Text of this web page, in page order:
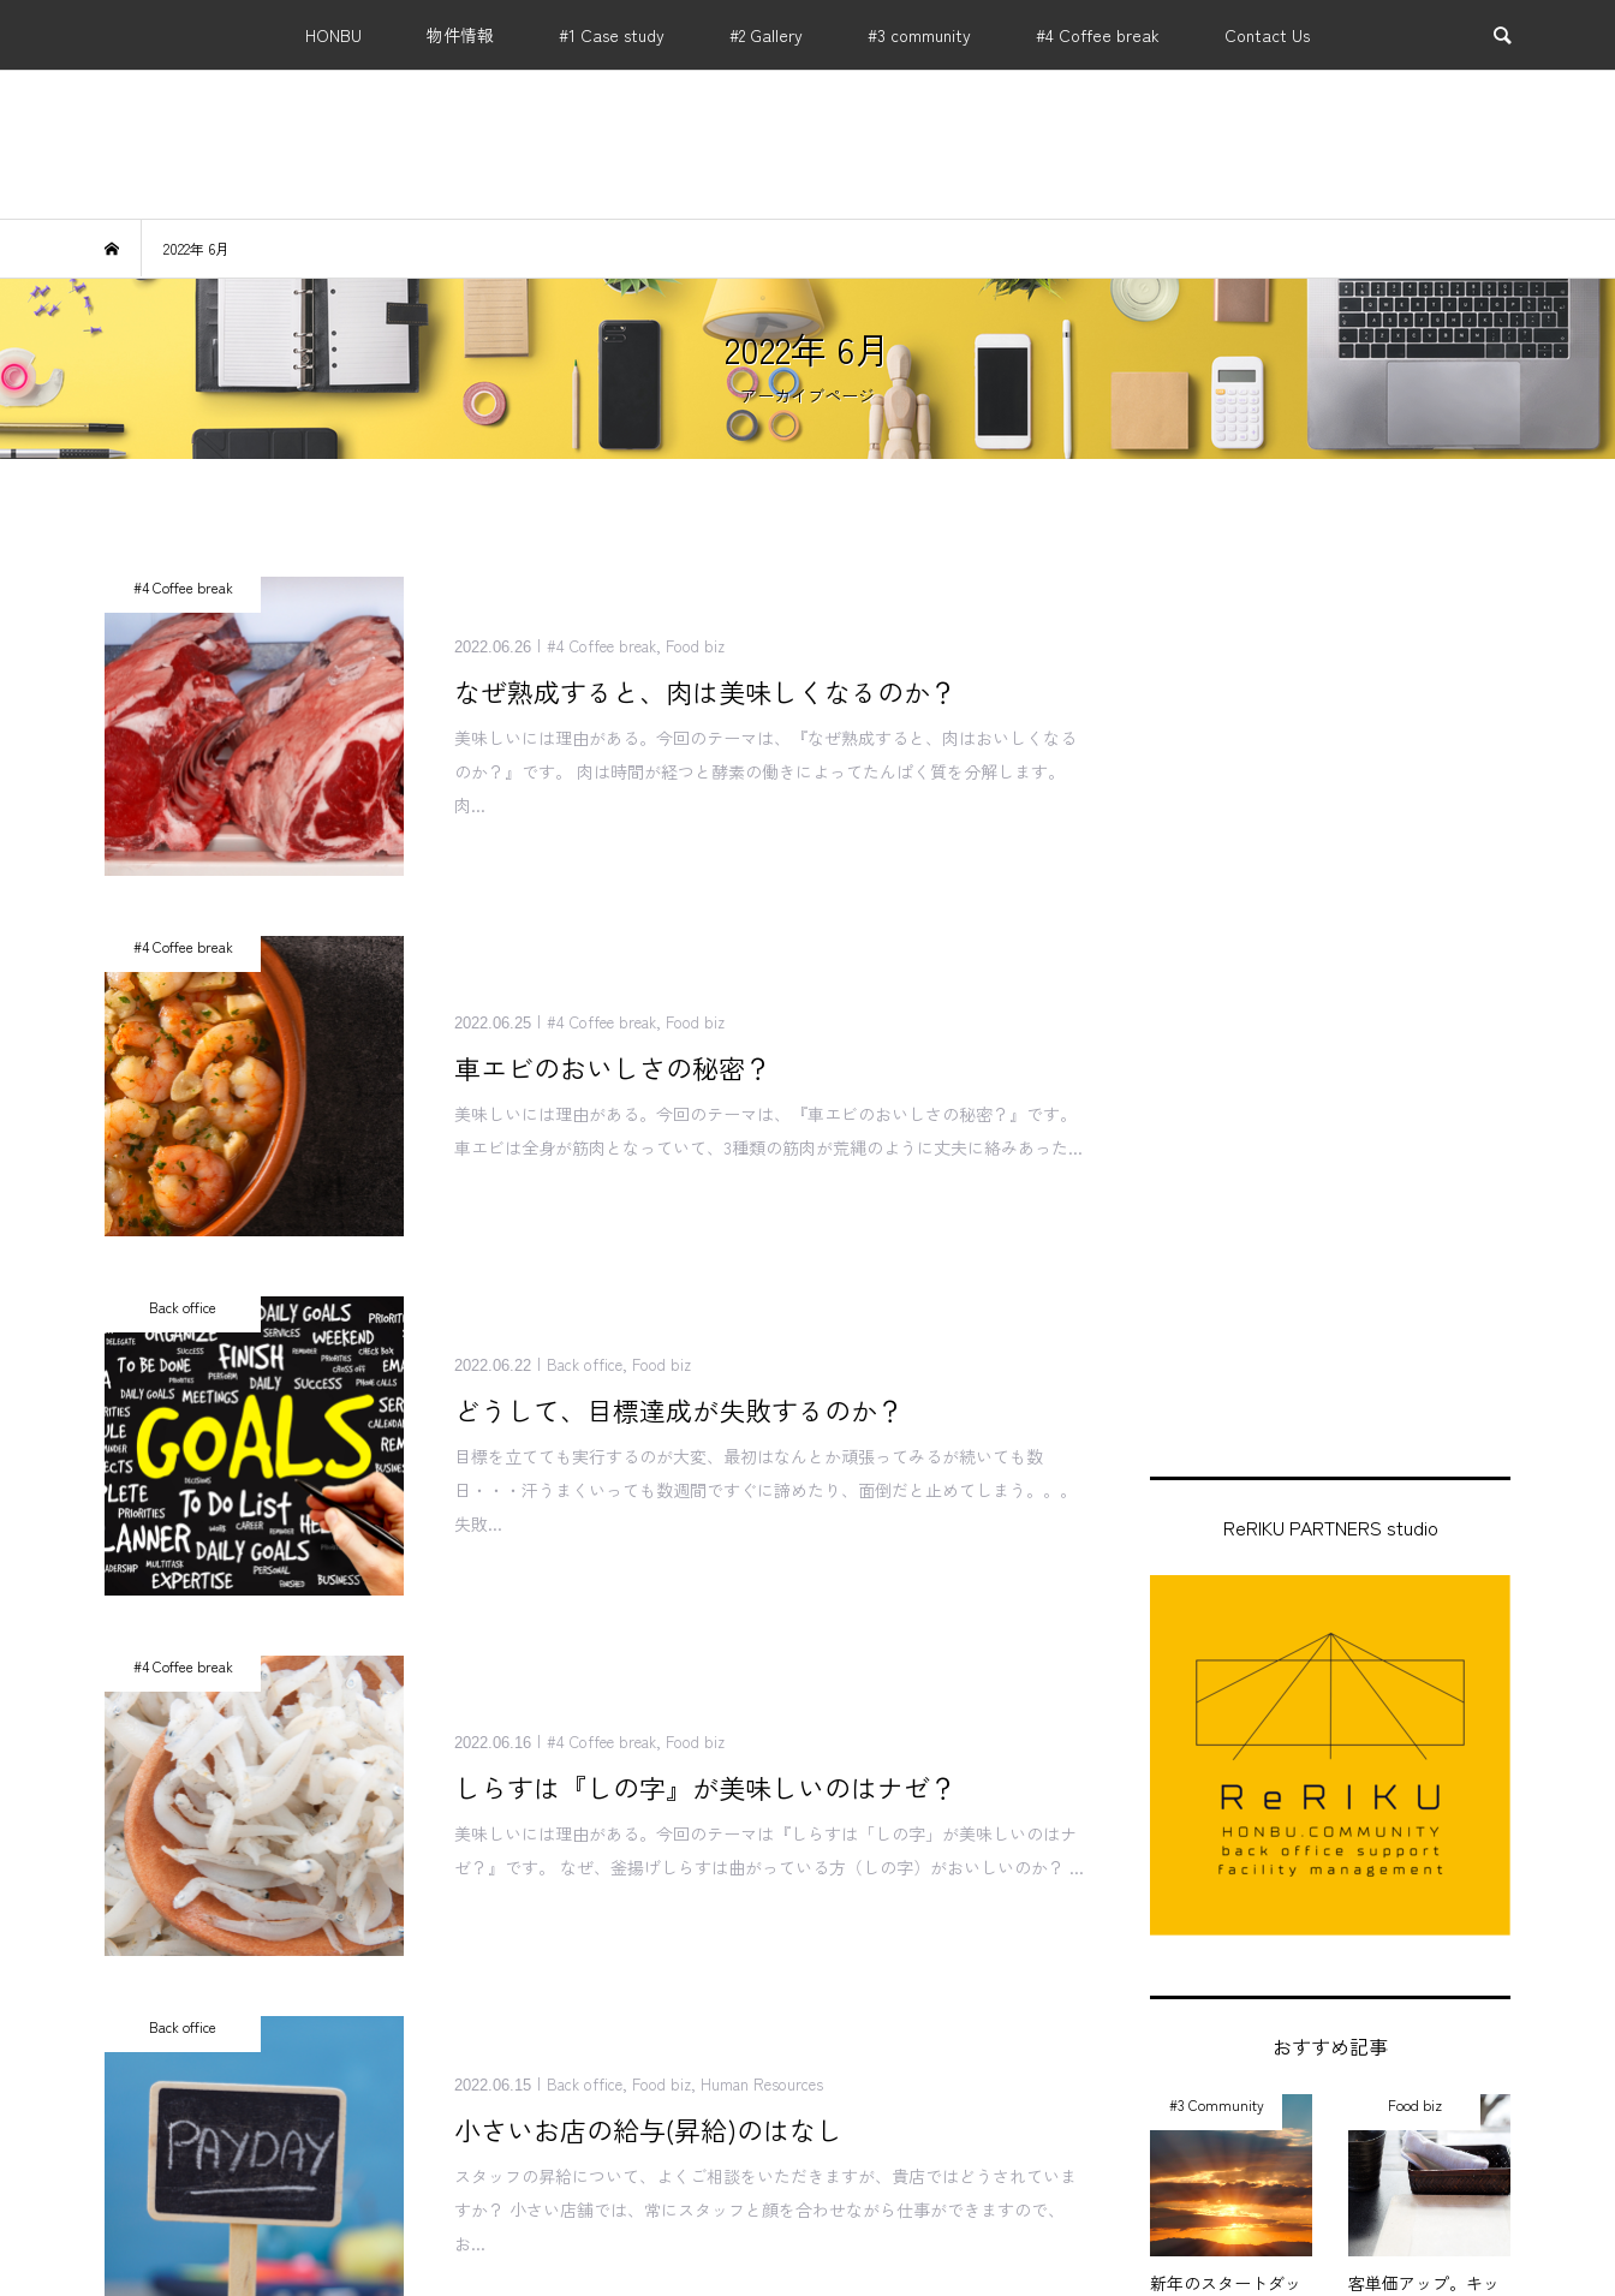
HONBU 物件情報 #1 Case study #2 Gallery #3 community #4 Coffee break Contact Us
2022年 6月
2022年 6月
アーカイブページ
#4 Coffee break
2022.06.26 #4 Coffee break Food biz
なぜ熟成すると、肉は美味しくなるのか？
美味しいには理由がある。今回のテーマは、『なぜ熟成すると、肉はおいしくなる
のか？』です。 肉は時間が経つと酵素の働きによってたんぱく質を分解します。
肉...
#4 Coffee break
2022.06.25 #4 Coffee break, Food biz
車エビのおいしさの秘密？
美味しいには理由がある。今回のテーマは、『車エビのおいしさの秘密？』です。
車エビは全身が筋肉となっていて、3種類の筋肉が荒縄のように丈夫に絡みあった...
Back office
2022.06.22 Back office, Food biz
どうして、目標達成が失敗するのか？
目標を立てても実行するのが大変、最初はなんとか頑張ってみるが続いても数
日・・・汗うまくいっても数週間ですぐに諦めたり、面倒だと止めてしまう。。。
失敗...
#4 Coffee break
2022.06.16 #4 Coffee break, Food biz
しらすは『しの字』が美味しいのはナゼ？
美味しいには理由がある。今回のテーマは『しらすは「しの字」が美味しいのはナ
ゼ？』です。 なぜ、釜揚げしらすは曲がっている方（しの字）がおいしいのか？ ...
Back office
2022.06.15 Back office, Food biz, Human Resources
小さいお店の給与(昇給)のはなし
スタッフの昇給について、よくご相談をいただきますが、貴店ではどうされていま
すか？ 小さい店舗では、常にスタッフと顔を合わせながら仕事ができますので、
お...
ReRIKU PARTNERS studio
おすすめ記事
#3 Community
新年のスタートダッ
Food biz
客単価アップ。キッ